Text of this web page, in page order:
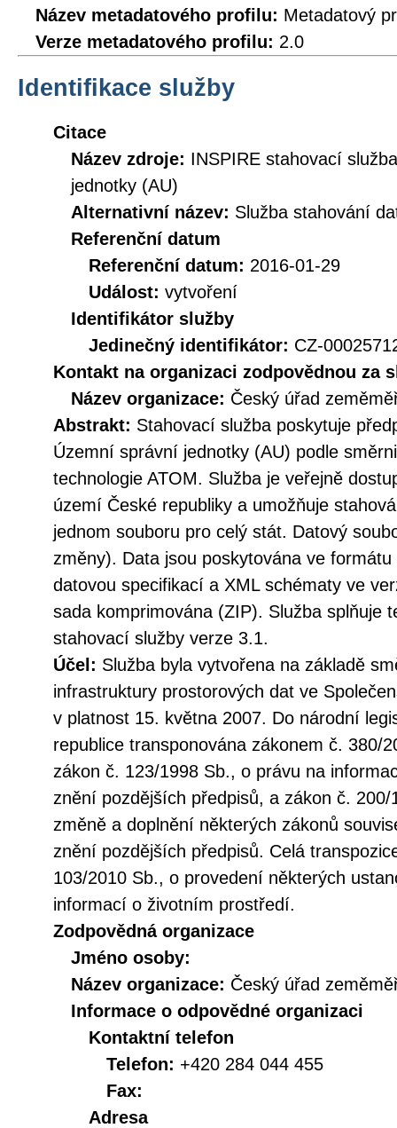
Název metadatového profilu: Metadatový
Verze metadatového profilu: 2.0
Identifikace služby
Citace
Název zdroje: INSPIRE stahovací
jednotky (AU)
Alternativní název: Služba stahování
Referenční datum
Referenční datum: 2016-01-29
Událost: vytvoření
Identifikátor služby
Jedinečný identifikátor: CZ-
Kontakt na organizaci zodpovědnou za
Název organizace: Český úřad
Abstrakt: Stahovací služba poskytuje
Územní správní jednotky (AU) podle
technologie ATOM. Služba je veřejně
území České republiky a umožňuje
jednom souboru pro celý stát. Datový
změny). Data jsou poskytována ve
datovou specifikací a XML schématy ve
sada komprimována (ZIP). Služba splňuje
stahovací služby verze 3.1.
Účel: Služba byla vytvořena na základě
infrastruktury prostorových dat ve
v platnost 15. května 2007. Do národní
republice transponována zákonem č. 380/
zákon č. 123/1998 Sb., o právu na
znění pozdějších předpisů, a zákon č.
změně a doplnění některých zákonů
znění pozdějších předpisů. Celá
103/2010 Sb., o provedení některých
informací o životním prostředí.
Zodpovědná organizace
Jméno osoby:
Název organizace: Český úřad
Informace o odpovědné organizaci
Kontaktní telefon
Telefon: +420 284 044 455
Fax:
Adresa